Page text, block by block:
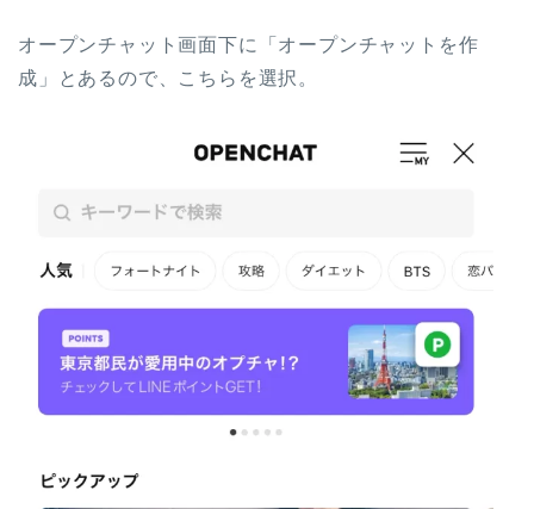
オープンチャット画面下に「オープンチャットを作
成」とあるので、こちらを選択。